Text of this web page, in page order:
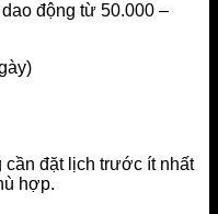
động từ 50.000 –
đặt lịch trước ít nhất
hợp.